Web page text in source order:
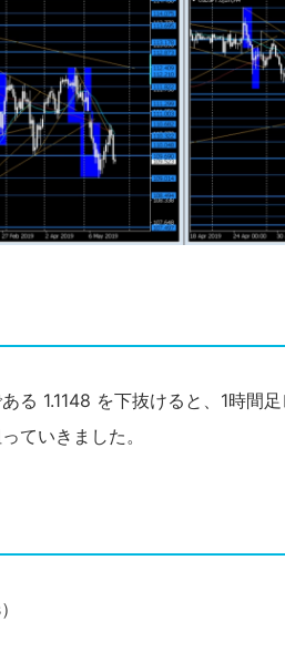
る 1.1148 を下抜けると、1時間
ていきました。